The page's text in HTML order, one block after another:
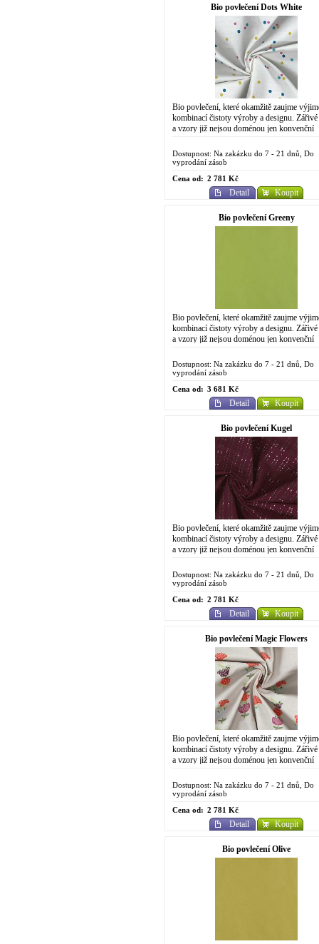
Bio povlečení Dots White
Bio povlečení, které okamžitě zaujme
kombinací čistoty výroby a designu.
a vzory již nejsou doménou jen konvenční
propracovaného...
Dostupnost: Na zakázku do 7 - 21 dnů, Do
vyprodání zásob
Cena od: 2 781 Kč
Detail Koupit
Bio povlečení Greeny
Bio povlečení, které okamžitě zaujme
kombinací čistoty výroby a designu.
a vzory již nejsou doménou jen konvenční
Dostupnost: Na zakázku do 7 - 21 dnů, Do
vyprodání zásob
Cena od: 3 681 Kč
Detail Koupit
Bio povlečení Kugel
Bio povlečení, které okamžitě zaujme
kombinací čistoty výroby a designu.
a vzory již nejsou doménou jen konvenční
propracovaného...
Dostupnost: Na zakázku do 7 - 21 dnů, Do
vyprodání zásob
Cena od: 2 781 Kč
Detail Koupit
Bio povlečení Magic Flowers
Bio povlečení, které okamžitě zaujme
kombinací čistoty výroby a designu.
a vzory již nejsou doménou jen konvenční
propracovaného...
Dostupnost: Na zakázku do 7 - 21 dnů, Do
vyprodání zásob
Cena od: 2 781 Kč
Detail Koupit
Bio povlečení Olive